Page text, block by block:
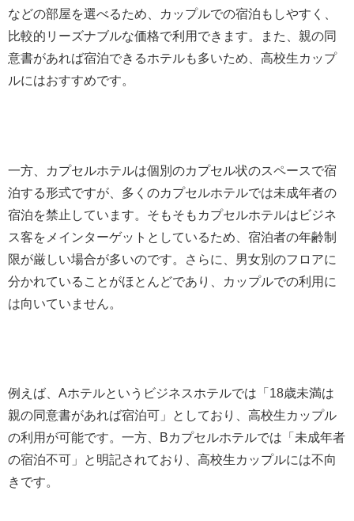
などの部屋を選べるため、カップルでの宿泊もしやすく、
比較的リーズナブルな価格で利用できます。また、親の同
意書があれば宿泊できるホテルも多いため、高校生カップ
ルにはおすすめです。
一方、カプセルホテルは個別のカプセル状のスペースで宿
泊する形式ですが、多くのカプセルホテルでは未成年者の
宿泊を禁止しています。そもそもカプセルホテルはビジネ
ス客をメインターゲットとしているため、宿泊者の年齢制
限が厳しい場合が多いのです。さらに、男女別のフロアに
分かれていることがほとんどであり、カップルでの利用に
は向いていません。
例えば、Aホテルというビジネスホテルでは「18歳未満は
親の同意書があれば宿泊可」としており、高校生カップル
の利用が可能です。一方、Bカプセルホテルでは「未成年者
の宿泊不可」と明記されており、高校生カップルには不向
きです。